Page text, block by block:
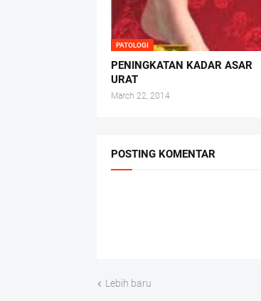
PATOLOGI
PENINGKATAN KADAR ASAR
URAT
March 22, 2014
POSTING KOMENTAR
Lebih baru